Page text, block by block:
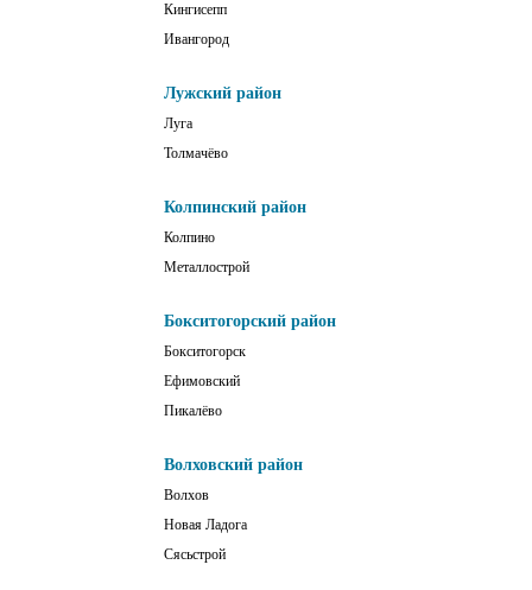
Кингисепп
Ивангород
Лужский район
Луга
Толмачёво
Колпинский район
Колпино
Металлострой
Бокситогорский район
Бокситогорск
Ефимовский
Пикалёво
Волховский район
Волхов
Новая Ладога
Сясьстрой